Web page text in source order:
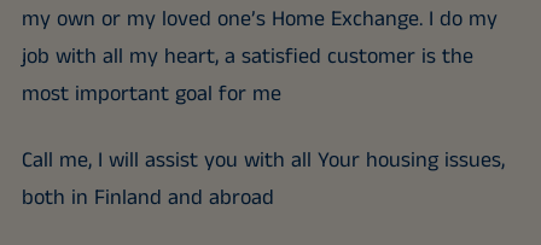
my own or my loved one’s Home Exchange. I do my
job with all my heart, a satisfied customer is the
most important goal for me
Call me, I will assist you with all Your housing issues,
both in Finland and abroad